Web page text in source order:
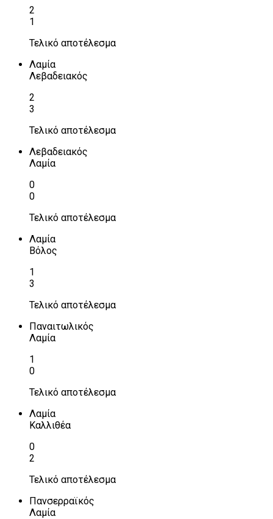
2
1
Τελικό αποτέλεσμα
Λαμία
Λεβαδειακός
2
3
Τελικό αποτέλεσμα
Λεβαδειακός
Λαμία
0
0
Τελικό αποτέλεσμα
Λαμία
Βόλος
1
3
Τελικό αποτέλεσμα
Παναιτωλικός
Λαμία
1
0
Τελικό αποτέλεσμα
Λαμία
Καλλιθέα
0
2
Τελικό αποτέλεσμα
Πανσερραϊκός
Λαμία